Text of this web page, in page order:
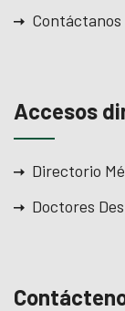
Contáctanos
Accesos
Directorio
Doctores